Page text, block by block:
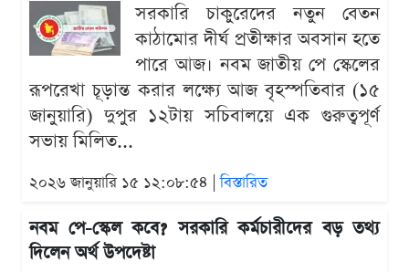
সরকারি চাকুরেদের নতুন বেতন
কাঠামোর দীর্ঘ প্রতীক্ষার অবসান হতে
পারে আজ। নবম জাতীয় পে স্কেলের
রূপরেখা চূড়ান্ত করার লক্ষ্যে আজ বৃহস্পতিবার (১৫
জানুয়ারি) দুপুর ১২টায় সচিবালয়ে এক গুরুত্বপূর্ণ
সভায় মিলিত...
২০২৬ জানুয়ারি ১৫ ১২:০৮:৫৪ |বিস্তারিত
নবম পে-স্কেল কবে? সরকারি কর্মচারীদের বড় তথ্য
দিলেন অর্থ উপদেষ্টা